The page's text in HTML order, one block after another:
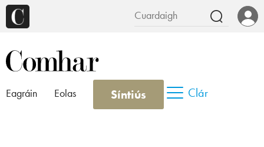
Eagráin Eolas Síntiús Clár